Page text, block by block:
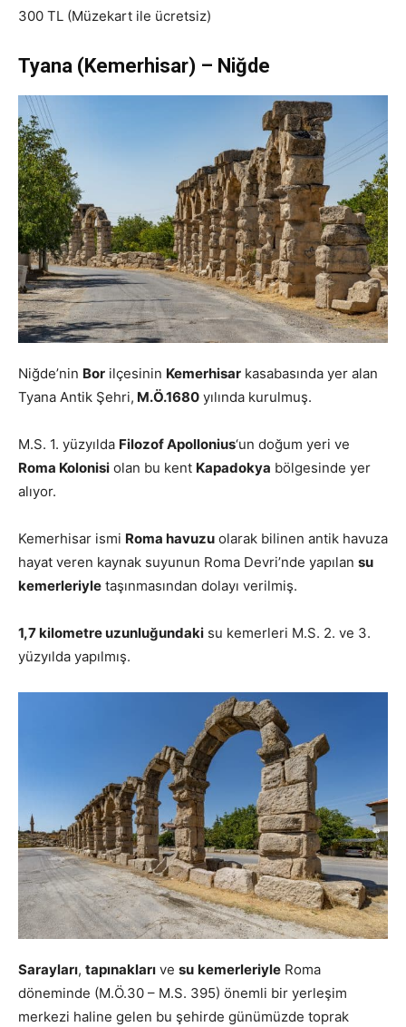
300 TL (Müzekart ile ücretsiz)
Tyana (Kemerhisar) – Niğde
Niğde’nin Bor ilçesinin Kemerhisar kasabasında yer alan
Tyana Antik Şehri, M.Ö.1680 yılında kurulmuş.
M.S. 1. yüzyılda Filozof Apollonius‘un doğum yeri ve
Roma Kolonisi olan bu kent Kapadokya bölgesinde yer
alıyor.
Kemerhisar ismi Roma havuzu olarak bilinen antik havuza
hayat veren kaynak suyunun Roma Devri’nde yapılan su
kemerleriyle taşınmasından dolayı verilmiş.
1,7 kilometre uzunluğundaki su kemerleri M.S. 2. ve 3.
yüzyılda yapılmış.
Sarayları, tapınakları ve su kemerleriyle Roma
döneminde (M.Ö.30 – M.S. 395) önemli bir yerleşim
merkezi haline gelen bu şehirde günümüzde toprak